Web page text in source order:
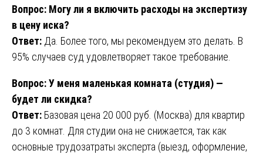
Вопрос: Могу ли я включить расходы на экспертизу
в цену иска?
Ответ: Да. Более того, мы рекомендуем это делать. В
95% случаев суд удовлетворяет такое требование.
Вопрос: У меня маленькая комната (студия) —
будет ли скидка?
Ответ: Базовая цена 20 000 руб. (Москва) для квартир
до 3 комнат. Для студии она не снижается, так как
основные трудозатраты эксперта (выезд, оформление,